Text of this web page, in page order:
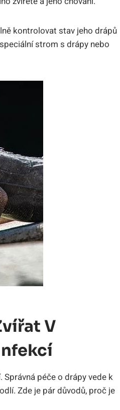
kontrolovat stav jeho drápů
strom s drápy nebo
V
péče o drápy vede k
Zde je pár důvodů, proč je